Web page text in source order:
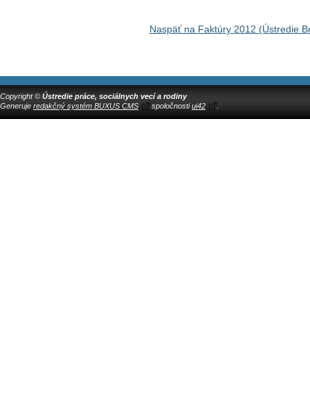
Naspäť na Faktúry 2012 (Ústredie
Copyright © Ústredie práce, sociálnych vecí a rodiny
Generuje redakčný systém BUXUS CMS spoločnostiui42